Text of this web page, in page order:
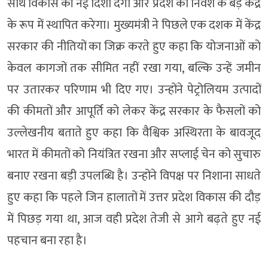
के रूप में स्थापित करेगा। मुख्यमंत्री ने पिछले एक दशक में केंद्र
सरकार की नीतियों का जिक्र करते हुए कहा कि योजनाओं को
केवल कागजों तक सीमित नहीं रखा गया, बल्कि उन्हें जमीन
पर उतारकर परिणाम भी दिए गए। उन्होंने पेट्रोलियम उत्पादों
की कीमतों और आपूर्ति को लेकर केंद्र सरकार के फैसलों को
उल्लेखनीय बताते हुए कहा कि वैश्विक अस्थिरता के बावजूद
भारत में कीमतों को नियंत्रित रखना और सप्लाई चेन को सुचारु
बनाए रखना बड़ी उपलब्धि है। उन्होंने विपक्ष पर निशाना साधते
हुए कहा कि पहले जिन हालातों में उत्तर प्रदेश विकास की दौड़
में पिछड़ गया था, आज वही प्रदेश तेजी से आगे बढ़ते हुए नई
पहचान बना रहा है।